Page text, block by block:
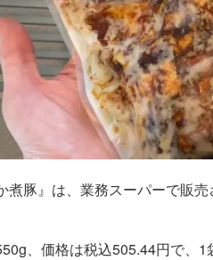
煮豚』は、業務スーパーで販売
、価格は税込505.44円で、